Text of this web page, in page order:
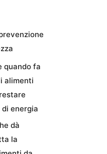
quando fa
alimenti
energia
dà
la